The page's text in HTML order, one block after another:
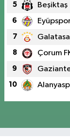
5 Beşiktaş
6
7
8 Çorum
9
10